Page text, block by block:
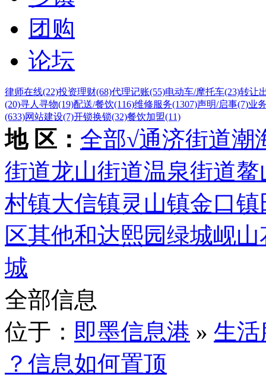
团购
论坛
律师在线(22)投资理财(68)代理记账(55)电动车/摩托车(23)转让
(20)寻人寻物(19)配送/餐饮(116)维修服务(1307)声明/启事(7)业
(633)网站建设(7)开锁换锁(32)餐饮加盟(11)
地 区： 全部√通济街道潮
街道龙山街道温泉街道鳌
村镇大信镇灵山镇金口镇
区其他和达熙园绿城岘山
城
全部信息
位于： 即墨信息港 » 生活
？信息如何置顶